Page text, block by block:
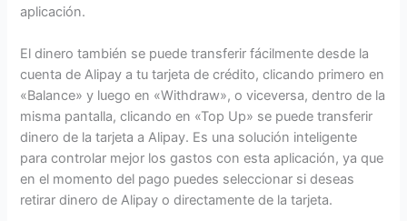
aplicación.
El dinero también se puede transferir fácilmente desde la
cuenta de Alipay a tu tarjeta de crédito, clicando primero en
«Balance» y luego en «Withdraw», o viceversa, dentro de la
misma pantalla, clicando en «Top Up» se puede transferir
dinero de la tarjeta a Alipay. Es una solución inteligente
para controlar mejor los gastos con esta aplicación, ya que
en el momento del pago puedes seleccionar si deseas
retirar dinero de Alipay o directamente de la tarjeta.